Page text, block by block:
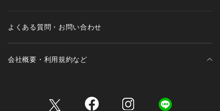
よくある質問・お問い合わせ
会社概要・利用規約など